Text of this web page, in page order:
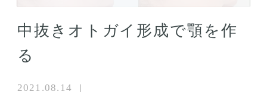
中抜きオトガイ形成で顎を作
る
2021.08.14